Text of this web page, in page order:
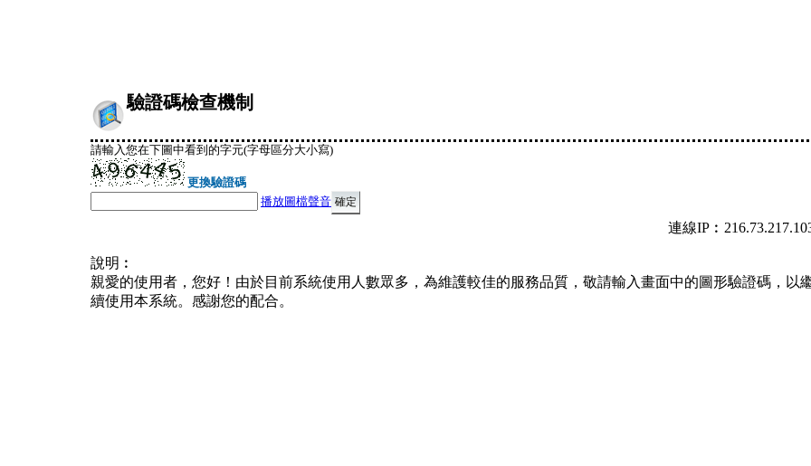
驗證碼檢查機制
請輸入您在下圖中看到的字元(字母區分大小寫)
更換驗證碼
播放圖檔聲音
連線
說明︰
親愛的使用者，您好！由於目前系統使用人數眾多，為維護較佳的服務品質，敬請輸入畫面中的圖形驗證碼，以
續使用本系統。感謝您的配合。